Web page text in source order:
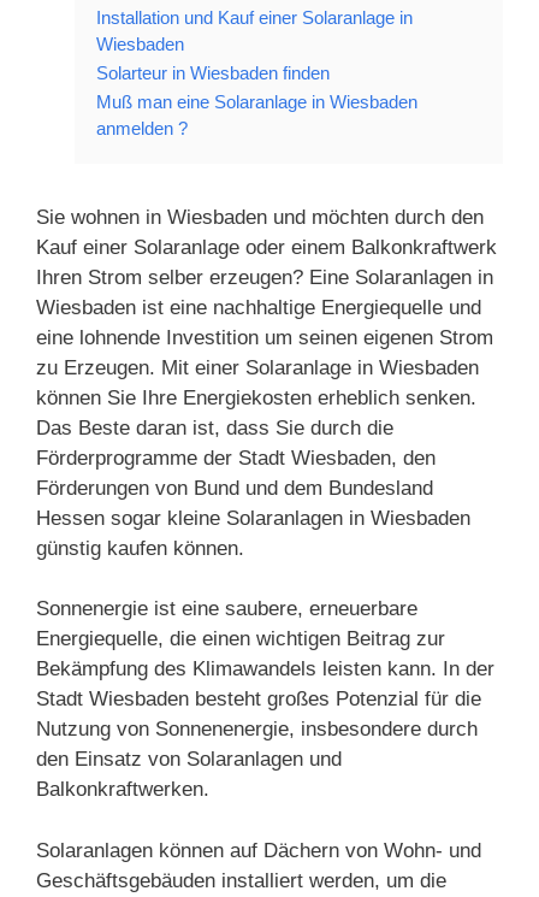
Installation und Kauf einer Solaranlage in
Wiesbaden
Solarteur in Wiesbaden finden
Muß man eine Solaranlage in Wiesbaden
anmelden ?
Sie wohnen in Wiesbaden und möchten durch den
Kauf einer Solaranlage oder einem Balkonkraftwerk
Ihren Strom selber erzeugen? Eine Solaranlagen in
Wiesbaden ist eine nachhaltige Energiequelle und
eine lohnende Investition um seinen eigenen Strom
zu Erzeugen. Mit einer Solaranlage in Wiesbaden
können Sie Ihre Energiekosten erheblich senken.
Das Beste daran ist, dass Sie durch die
Förderprogramme der Stadt Wiesbaden, den
Förderungen von Bund und dem Bundesland
Hessen sogar kleine Solaranlagen in Wiesbaden
günstig kaufen können.
Sonnenergie ist eine saubere, erneuerbare
Energiequelle, die einen wichtigen Beitrag zur
Bekämpfung des Klimawandels leisten kann. In der
Stadt Wiesbaden besteht großes Potenzial für die
Nutzung von Sonnenenergie, insbesondere durch
den Einsatz von Solaranlagen und
Balkonkraftwerken.
Solaranlagen können auf Dächern von Wohn- und
Geschäftsgebäuden installiert werden, um die